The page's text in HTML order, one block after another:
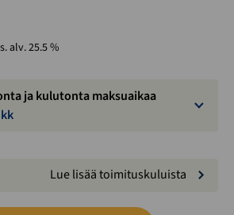
alv. 25.5 %
ja kulutonta maksuaikaa
Lue lisää toimituskuluista